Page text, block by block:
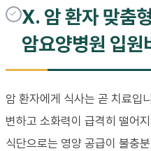
X. 암 환자 맞춤
암요양병원 입원
암 환자에게 식사는 곧 치료입
변하고 소화력이 급격히 떨어
식단으로는 영양 공급이 불충